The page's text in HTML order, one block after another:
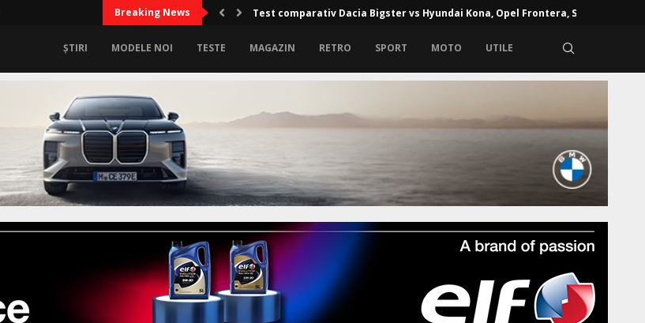
Breaking News Test comparativ Dacia Bigster vs Hyundai Kona, Opel Frontera, Skoda...
ȘTIRI MODELE NOI TESTE MAGAZIN RETRO SPORT MOTO UTILE